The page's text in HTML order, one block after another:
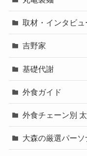
取材・インタビュ
吉野家
基礎代謝
外食ガイド
外食チェーン別
大森の厳選パー